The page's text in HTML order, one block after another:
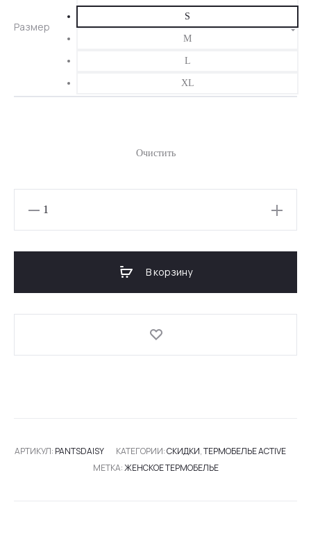
Размер
S
M
L
XL
Очистить
Количество
В корзину
АРТИКУЛ: PANTSDAISY КАТЕГОРИИ:СКИДКИ,ТЕРМОБЕЛЬЕ ACTIVE
МЕТКА:ЖЕНСКОЕ ТЕРМОБЕЛЬЕ